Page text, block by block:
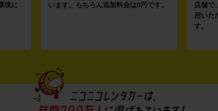
境に
います。もちろん追加料金は0円です。
店舗で
用いた
す。